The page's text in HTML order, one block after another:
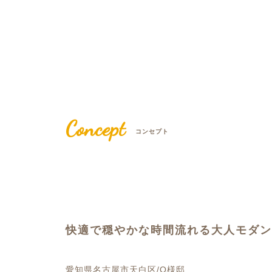
Concept コンセプト
快適で穏やかな時間流れる大人モダ
愛知県名古屋市天白区/O様邸